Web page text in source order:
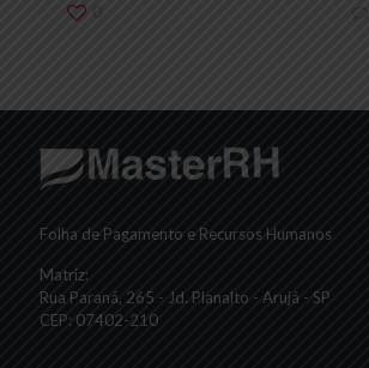
0
Folha de Pagamento e Recursos Humanos
Matriz:
Rua Paraná, 265 - Jd. Planalto - Arujá - SP
CEP: 07402-210